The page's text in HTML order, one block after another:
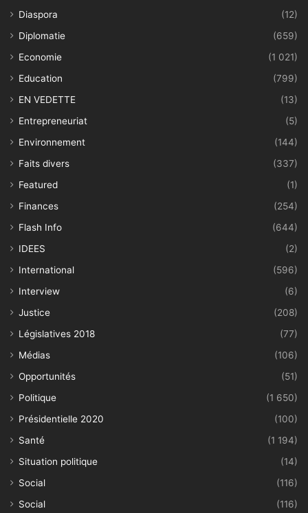
Diaspora
(12)
Diplomatie
(659)
Economie
(1 021)
Education
(799)
EN VEDETTE
(13)
Entrepreneuriat
(5)
Environnement
(144)
Faits divers
(337)
Featured
(1)
Finances
(254)
Flash Info
(644)
IDEES
(2)
International
(596)
Interview
(6)
Justice
(208)
Législatives 2018
(77)
Médias
(106)
Opportunités
(51)
Politique
(1 650)
Présidentielle 2020
(100)
Santé
(1 194)
Situation politique
(14)
Social
(116)
Social
(116)